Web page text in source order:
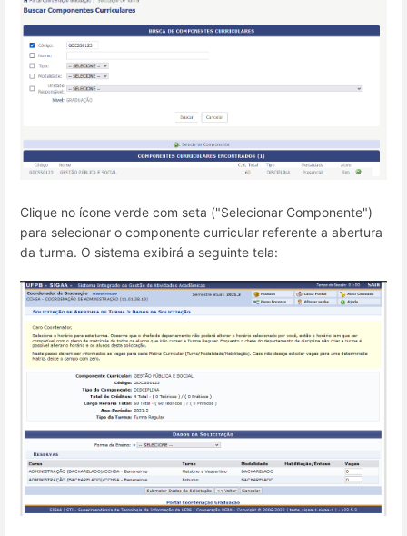
Clique no ícone verde com seta ("Selecionar Componente")
para selecionar o componente curricular referente a abertura
da turma. O sistema exibirá a seguinte tela: